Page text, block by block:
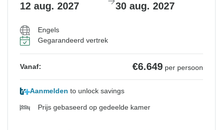
12 aug. 2027 30 aug. 2027
Engels
Gegarandeerd vertrek
Vanaf: €6.649 per persoon
Aanmelden to unlock savings
Prijs gebaseerd op gedeelde kamer